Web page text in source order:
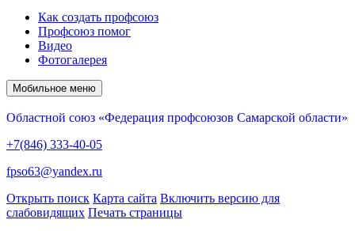
Как создать профсоюз
Профсоюз помог
Видео
Фотогалерея
Мобильное меню
Областной союз «Федерация профсоюзов Самарской области»
+7(846) 333-40-05
fpso63@yandex.ru
Открыть поиск Карта сайта Включить версию для
слабовидящих Печать страницы